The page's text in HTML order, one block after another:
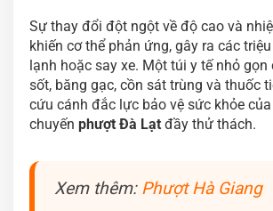
Sự thay đổi đột ngột về độ cao và
khiến cơ thể phản ứng, gây ra các
lạnh hoặc say xe. Một túi y tế nhỏ
sốt, băng gạc, cồn sát trùng và thuốc
cứu cánh đắc lực bảo vệ sức khỏe
chuyến phượt Đà Lạt đầy thử thách.
Xem thêm: Phượt Hà Giang